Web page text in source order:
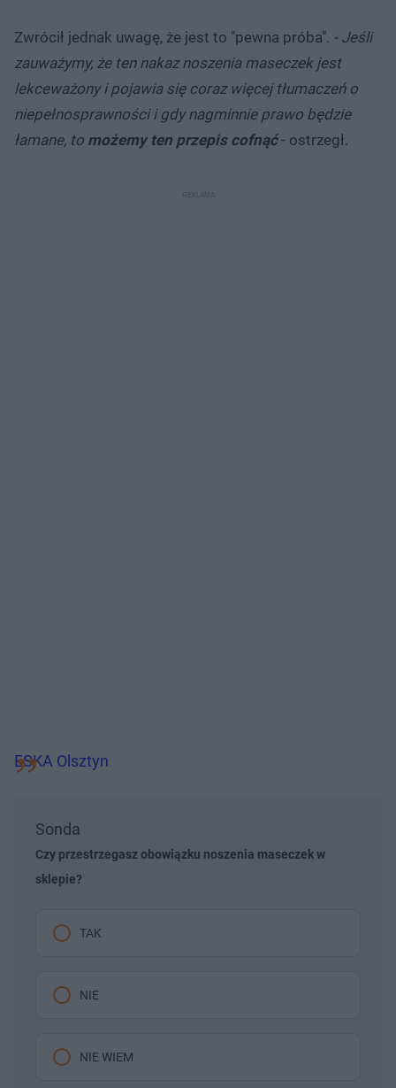
Zwrócił jednak uwagę, że jest to "pewna próba". - Jeśli
zauważymy, że ten nakaz noszenia maseczek jest
lekceważony i pojawia się coraz więcej tłumaczeń o
niepełnosprawności i gdy nagminnie prawo będzie
łamane, to możemy ten przepis cofnąć- ostrzegł.
ESKA Olsztyn
Sonda
Czy przestrzegasz obowiązku noszenia maseczek w
sklepie?
TAK
NIE
NIE WIEM